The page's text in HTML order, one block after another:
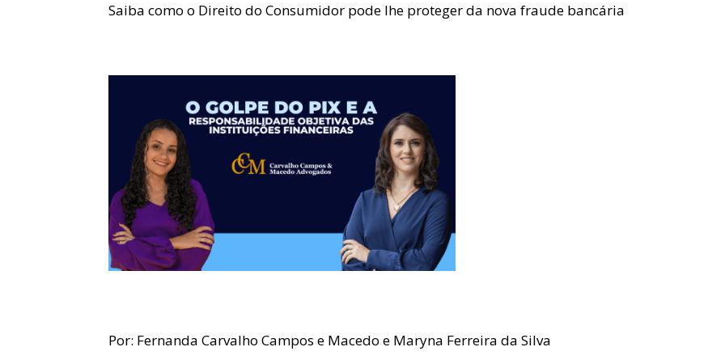
Saiba como o Direito do Consumidor pode lhe proteger da nova fraude bancária
Por: Fernanda Carvalho Campos e Macedo e Maryna Ferreira da Silva